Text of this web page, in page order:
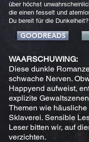
über höchst
die einen fesselt und
Du bereit für die Dunkelheit?
GOODREADS
WAARSCHUWING:
Diese dunkle
schwache Nerven.
Happyend aufweist,
explizite
Themen wie häusliche
Sklaverei. Sensible
Leser bitten wir, auf
verzichten.